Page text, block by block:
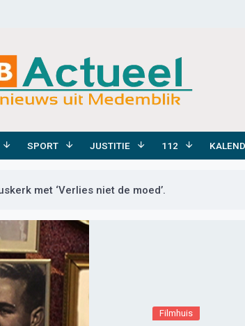
SPORT JUSTITIE 112
met ‘Verlies niet de moed’.
Filmhuis